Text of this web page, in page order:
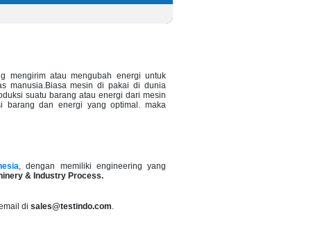
mengirim atau mengubah energi untuk
manusia.Biasa mesin di pakai di dunia
suatu barang atau energi dari mesin
barang dan energi yang optimal. maka
, dengan memiliki engineering yang
& Industry Process.
di sales@testindo.com.